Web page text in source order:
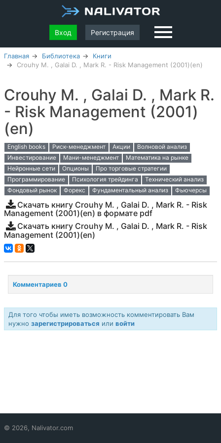
Вход Регистрация
Главная Библиотека
Книги
Crouhy M. , Galai D. , Mark R. - Risk Management (2001)(en)
Crouhy M. , Galai D. , Mark R.
- Risk Management (2001)
(en)
English books Риск-менеджмент Акции
Волновой анализ
Инвестирование
Мани-менеджмент
Математика на рынке
Нейронные сети
Опционы
Про торговые стратегии
Программирование
Психология трейдинга
Технический анализ
Фондовый рынок
Форекс Фундаментальный анализ Фьючерсы
Скачать книгу Crouhy M. , Galai D. , Mark R. - Risk
Management (2001)(en) в формате pdf
Скачать книгу Crouhy M. , Galai D. , Mark R. - Risk
Management (2001)(en)
Комментариев 0
Для того чтобы иметь возможность комментировать Вам
нужно зарегистрироваться или войти
© 2026, Nalivator.com